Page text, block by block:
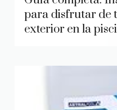
para disfrutar de
exterior en la